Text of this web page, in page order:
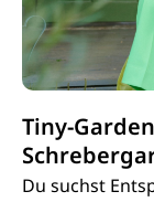
Tiny-
Du suchst